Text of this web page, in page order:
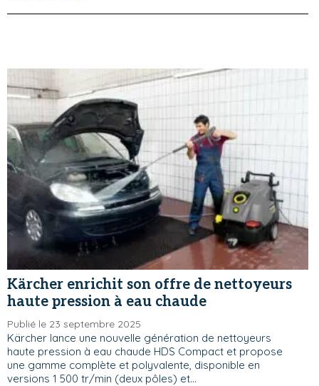
Kärcher enrichit son offre de nettoyeurs
haute pression à eau chaude
Publié le 23 septembre 2025
Kärcher lance une nouvelle génération de nettoyeurs
haute pression à eau chaude HDS Compact et propose
une gamme complète et polyvalente, disponible en
versions 1 500 tr/min (deux pôles) et...